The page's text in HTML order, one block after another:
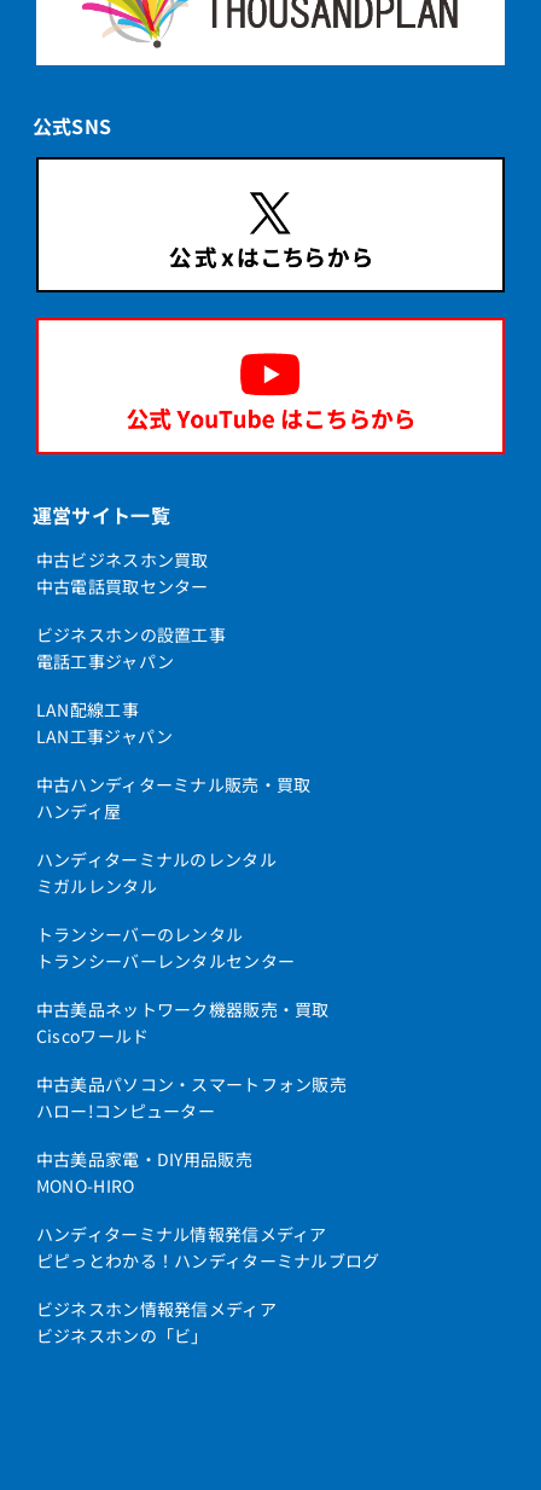
公式SNS
運営サイト一覧
中古ビジネスホン買取
中古電話買取センター
ビジネスホンの設置工事
電話工事ジャパン
LAN配線工事
LAN工事ジャパン
中古ハンディターミナル販売・買取
ハンディ屋
ハンディターミナルのレンタル
ミガルレンタル
トランシーバーのレンタル
トランシーバーレンタルセンター
中古美品ネットワーク機器販売・買取
Ciscoワールド
中古美品パソコン・スマートフォン販売
ハロー!コンピューター
中古美品家電・DIY用品販売
MONO-HIRO
ハンディターミナル情報発信メディア
ピピっとわかる！ハンディターミナルブログ
ビジネスホン情報発信メディア
ビジネスホンの「ビ」